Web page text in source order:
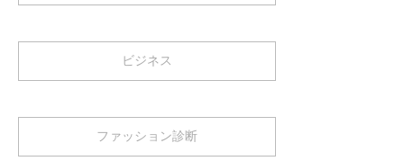
ビジネス
ファッション診断